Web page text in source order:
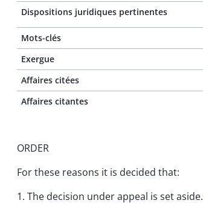
Dispositions juridiques pertinentes
Mots-clés
Exergue
Affaires citées
Affaires citantes
ORDER
For these reasons it is decided that:
1. The decision under appeal is set aside.